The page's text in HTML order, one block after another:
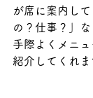
が席に案内し
の？仕事？」な
手際よくメニ
紹介してくれま